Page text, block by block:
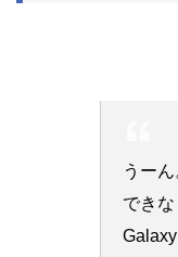
うー
できな
Galaxy